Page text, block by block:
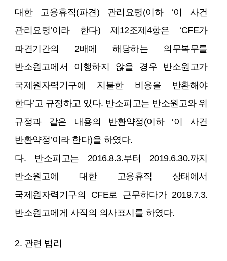
대한 고용휴직(파견) 관리요령(이하 ‘이 사건
관리요령’이라 한다) 제12조제4항은 ‘CFE가
파견기간의 2배에 해당하는 의무복무를
반소원고에서 이행하지 않을 경우 반소원고가
국제원자력기구에 지불한 비용을 반환해야
한다’고 규정하고 있다. 반소피고는 반소원고와 위
규정과 같은 내용의 반환약정(이하 ‘이 사건
반환약정’이라 한다)을 하였다.
다. 반소피고는 2016.8.3.부터 2019.6.30.까지
반소원고에 대한 고용휴직 상태에서
국제원자력기구의 CFE로 근무하다가 2019.7.3.
반소원고에게 사직의 의사표시를 하였다.
2. 관련 법리